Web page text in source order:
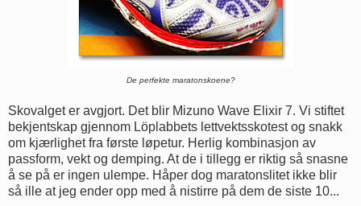
De perfekte maratonskoene?
Skovalget er avgjort. Det blir Mizuno Wave Elixir 7. Vi stiftet
bekjentskap gjennom Löplabbets lettvektsskotest og snakk
om kjærlighet fra første løpetur. Herlig kombinasjon av
passform, vekt og demping. At de i tillegg er riktig så snasne
å se på er ingen ulempe. Håper dog maratonslitet ikke blir
så ille at jeg ender opp med å nistirre på dem de siste 10...